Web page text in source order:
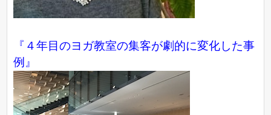
『４年目のヨガ教室の集客が劇的に変化した事
例』